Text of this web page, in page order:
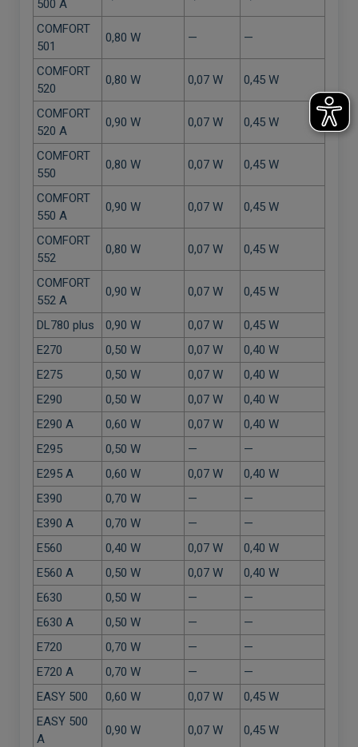
500 A
COMFORT
501
0,80 W — —
COMFORT
520
0,80 W 0,07 W 0,45 W
COMFORT
520 A
0,90 W 0,07 W 0,45 W
COMFORT
550
0,80 W 0,07 W 0,45 W
COMFORT
550 A
0,90 W 0,07 W 0,45 W
COMFORT
552
0,80 W 0,07 W 0,45 W
COMFORT
552 A
0,90 W 0,07 W 0,45 W
DL780 plus 0,90 W 0,07 W
0,45 W
E270
0,50 W 0,07 W
0,40 W
E275
0,50 W 0,07 W
0,40 W
E290
0,50 W 0,07 W
0,40 W
E290 A
0,60 W 0,07 W
0,40 W
E295
0,50 W —
—
E295 A
0,60 W 0,07 W
0,40 W
E390
0,70 W —
—
E390 A
0,70 W —
—
E560
0,40 W 0,07 W
0,40 W
E560 A
0,50 W 0,07 W
0,40 W
E630
0,50 W —
—
E630 A
0,50 W —
—
E720
0,70 W —
—
E720 A
0,70 W —
—
EASY 500
0,60 W 0,07 W
0,45 W
EASY 500
A
0,90 W 0,07 W 0,45 W